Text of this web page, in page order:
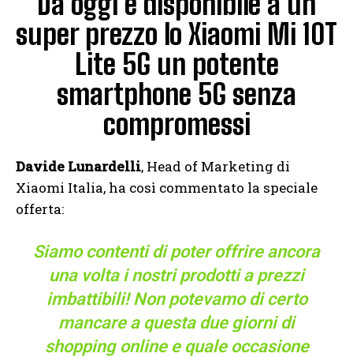
super prezzo lo Xiaomi Mi 10T
Lite 5G un potente
smartphone 5G senza
compromessi
Davide Lunardelli, Head of Marketing di
Xiaomi Italia, ha così commentato la speciale
offerta:
Siamo contenti di poter offrire ancora
una volta i nostri prodotti a prezzi
imbattibili! Non potevamo di certo
mancare a questa due giorni di
shopping online e quale occasione